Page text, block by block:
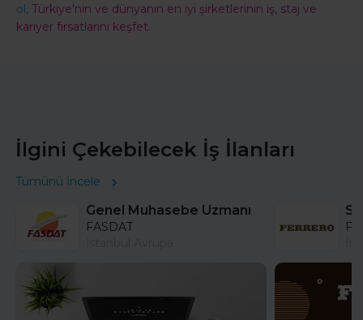
ol, Türkiye'nin ve dünyanın en iyi şirketlerinin iş, staj ve
kariyer fırsatlarını keşfet.
İlgini Çekebilecek İş İlanları
Tümünü İncele
Genel Muhasebe Uzmanı
FASDAT